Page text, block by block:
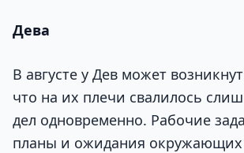
Дева
В августе у Дев может
что на их плечи свалилось
дел одновременно. Рабочие
планы и ожидания окружающих